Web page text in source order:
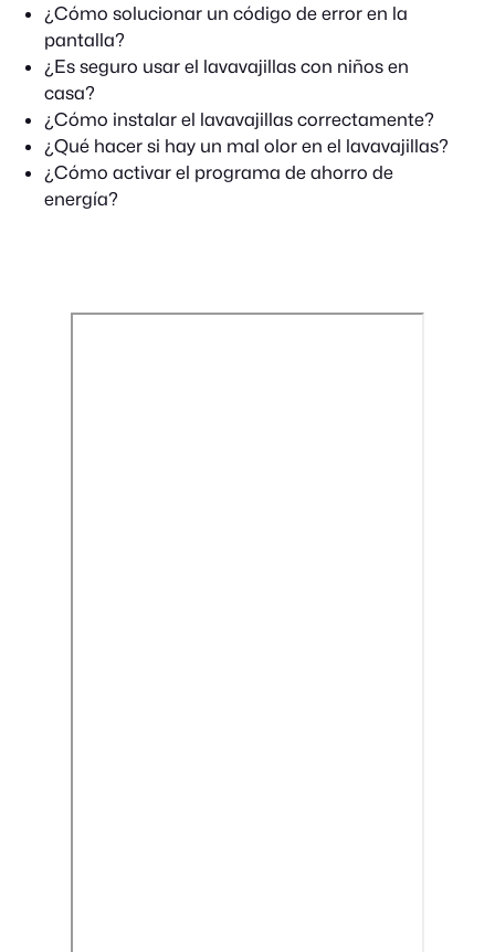
¿Cómo solucionar un código de error en la
pantalla?
¿Es seguro usar el lavavajillas con niños en
casa?
¿Cómo instalar el lavavajillas correctamente?
¿Qué hacer si hay un mal olor en el lavavajillas?
¿Cómo activar el programa de ahorro de
energía?